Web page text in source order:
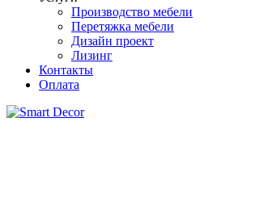
Производство мебели
Перетяжка мебели
Дизайн проект
Лизинг
Контакты
Оплата